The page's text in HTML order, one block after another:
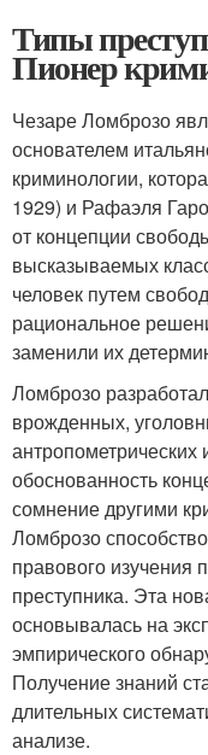
Типы
Пионер
Чезаре Ломброзо
основателем
криминологии,
1929) и Рафаэля
от концепции
высказываемых
человек путем
рациональное
заменили их
Ломброзо
врожденных,
обоснованность
сомнение другими
Ломброзо
правового изучения
преступника. Эта
основывалась на
эмпирического
Получение знаний
длительных
анализе.